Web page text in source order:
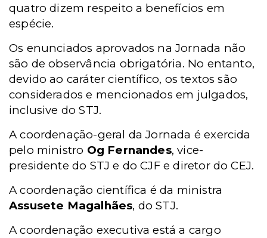
quatro dizem respeito a benefícios em
espécie.
Os enunciados aprovados na Jornada não
são de observância obrigatória. No entanto,
devido ao caráter científico, os textossão
considerados e mencionados em julgados,
inclusive do STJ.
A coordenação-geral da Jornada é exercida
pelo ministro Og Fernandes, vice-
presidente do STJ e do CJF e diretor do CEJ.
A coordenação científica é da ministra
Assusete Magalhães, do STJ.
A coordenação executiva está a cargo